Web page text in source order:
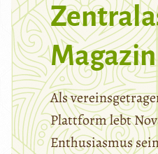
Magazin
Als
Plattform lebt
Enthusiasmus